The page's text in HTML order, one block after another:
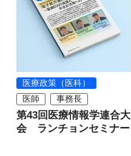
医療政策（医科）
医師
事務長
第43回医療情報学連合大
会 ランチョンセミナー